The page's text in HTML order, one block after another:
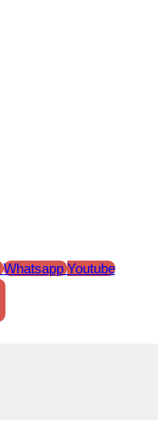
Whatsapp Youtube